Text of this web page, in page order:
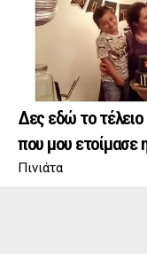
Δες εδώ το
που μου ετοίμασε
Πινιάτα